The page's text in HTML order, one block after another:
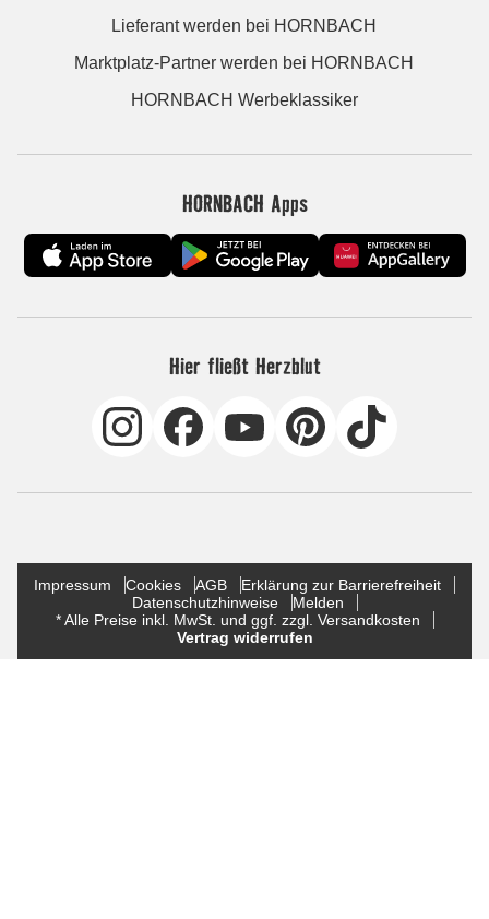
Lieferant werden bei HORNBACH
Marktplatz-Partner werden bei HORNBACH
HORNBACH Werbeklassiker
HORNBACH Apps
Hier fließt Herzblut
Impressum Cookies AGB
Erklärung zur Barrierefreiheit
Datenschutzhinweise
Melden
* Alle Preise inkl. MwSt. und ggf. zzgl. Versandkosten
Vertrag widerrufen